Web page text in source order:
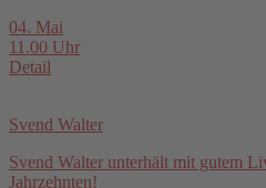
04. Mai
11.00 Uhr
Detail
Svend Walter
Svend Walter unterhält mit gutem
Jahrzehnten!